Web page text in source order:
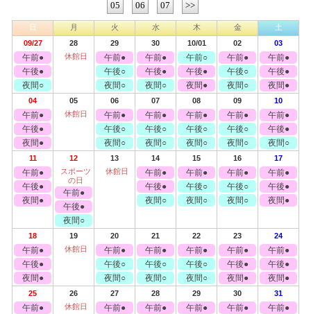
05
06 07 >>
日 月 火 水 木 金 土
09/27
午前●
午後●
夜間○
28
休館日
29
午前●
午後○
夜間○
30
午前●
午後●
夜間○
10/01
午前○
午後●
夜間●
02
午前●
午後○
夜間○
03
午前●
午後●
夜間●
04
午前●
午後●
夜間●
05
休館日
06
午前●
午後○
夜間○
07
午前●
午後○
夜間○
08
午前●
午後○
夜間○
09
午前●
午後○
夜間○
10
午前●
午後●
夜間○
11
午前●
午後●
夜間●
12
スポーツ
の日
午前●
午後●
夜間○
13
休館日
14
午前●
午後●
夜間○
15
午前●
午後○
夜間○
16
午前●
午後○
夜間○
17
午前●
午後●
夜間●
18
午前●
午後●
夜間●
19
休館日
20
午前●
午後○
夜間○
21
午前●
午後○
夜間○
22
午前●
午後○
夜間○
23
午前●
午後●
夜間●
24
午前●
午後●
夜間●
25
午前●
26
休館日
27
午前●
28
午前●
29
午前●
30
午前●
31
午前●